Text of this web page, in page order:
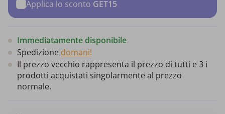
Applica lo sconto GET15
Immediatamente disponibile
Spedizione domani!
Il prezzo vecchio rappresenta il prezzo di tutti e 3 i
prodotti acquistati singolarmente al prezzo
normale.